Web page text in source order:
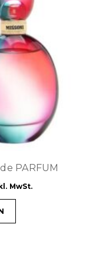
PARFUM
MwSt.